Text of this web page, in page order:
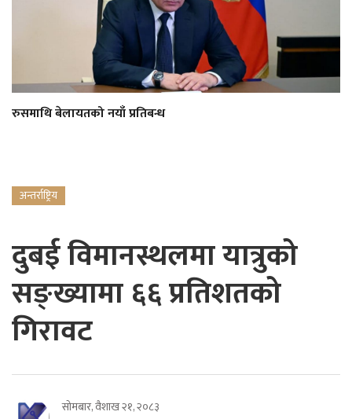
रुसमाथि बेलायतको नयाँ प्रतिबन्ध
अन्तर्राष्ट्रिय
दुबई विमानस्थलमा यात्रुको
सङ्ख्यामा ६६ प्रतिशतको
गिरावट
सोमबार, वैशाख २१, २०८३